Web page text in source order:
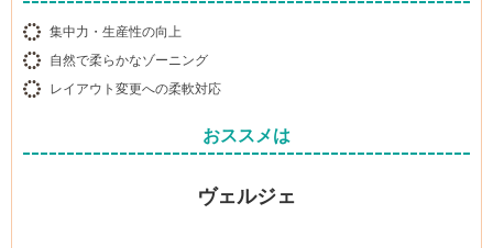
集中力・生産性の向上
自然で柔らかなゾーニング
レイアウト変更への柔軟対応
おススメは
ヴェルジェ